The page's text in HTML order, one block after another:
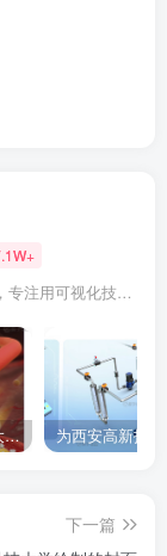
你好！这里是原子创意服务团队，专注用可视化技术点亮科研成果。我们提供： ✓ 期刊封面设计 ✓ 论文插图优化 ✓ 二维三维动画 ✓ 数字孪生建模 已成功服务10000+企业及科研人士。
科研绘图｜为浙江大学绘制的封面中稿啦！
下一篇